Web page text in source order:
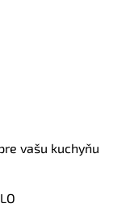
vašu kuchyňu